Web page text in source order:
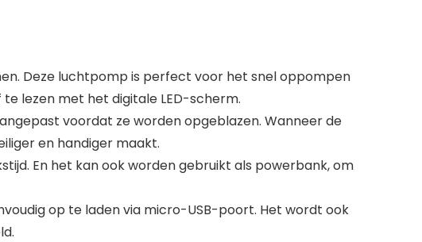
Deze luchtpomp is perfect voor het snel oppompen
lezen met het digitale LED-scherm.
voordat ze worden opgeblazen. Wanneer de
en handiger maakt.
En het kan ook worden gebruikt als powerbank, om
op te laden via micro-USB-poort. Het wordt ook